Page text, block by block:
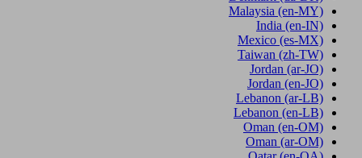
Malaysia (en-MY)
India (en-IN)
Mexico (es-MX)
Taiwan (zh-TW)
Jordan (ar-JO)
Jordan (en-JO)
Lebanon (ar-LB)
Lebanon (en-LB)
Oman (en-OM)
Oman (ar-OM)